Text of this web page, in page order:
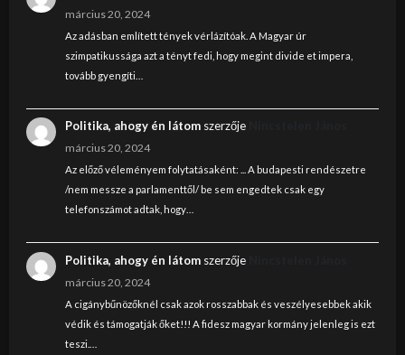
március 20, 2024
Az adásban említett tények vérlázítóak. A Magyar úr
szimpatikussága azt a tényt fedi, hogy megint divide et impera,
tovább gyengíti…
Politika, ahogy én látomszerzője
március 20, 2024
Az előző véleményem folytatásaként: ... A budapesti rendészetre
/nem messze a parlamenttől/ be sem engedtek csak egy
telefonszámot adtak, hogy…
Politika, ahogy én látomszerzője
március 20, 2024
A cigánybűnözőknél csak azok rosszabbak és veszélyesebbek akik
védik és támogatják őket!!! A fidesz magyar kormány jelenleg is ezt
teszi.…